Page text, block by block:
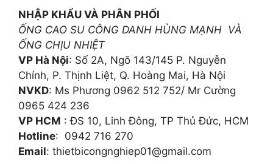
NHẬP KHẨU VÀ PHÂN PHỐI
ỐNG CAO SU CÔNG DANH HÙNG MẠNH VÀ
ỐNG CHỊU NHIỆT
VP Hà Nội: Số 2A, Ngõ 143/145 P. Nguyễn
Chính, P. Thịnh Liệt, Q. Hoàng Mai, Hà Nội
NVKD: Ms Phương 0962 512 752/ Mr Cường
0965 424 236
VP HCM : ĐS 10, Linh Đông, TP Thủ Đức, HCM
Hotline: 0942 716 270
Email: thietbicongnghiep01@gmail.com